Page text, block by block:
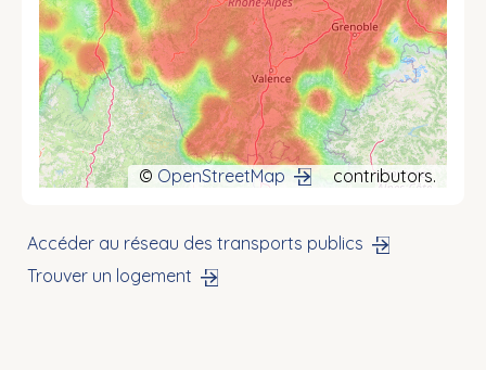
© OpenStreetMap contributors.
Accéder au réseau des transports publics
Trouver un logement